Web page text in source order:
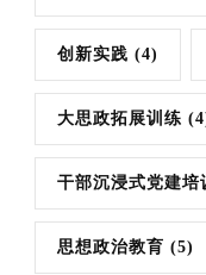
创新实践 (4)
大思政拓展训练
干部沉浸式党建培
思想政治教育 (5)